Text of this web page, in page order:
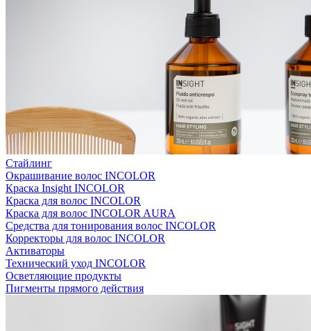
Стайлинг
Окрашивание волос INCOLOR
Краска Insight INCOLOR
Краска для волос INCOLOR
Краска для волос INCOLOR AURA
Средства для тонирования волос INCOLOR
Корректоры для волос INCOLOR
Активаторы
Технический уход INCOLOR
Осветляющие продукты
Пигменты прямого действия